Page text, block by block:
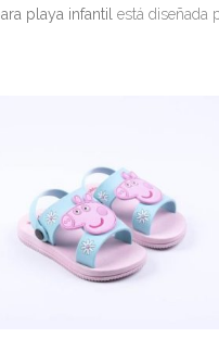
playa infantil está diseñada